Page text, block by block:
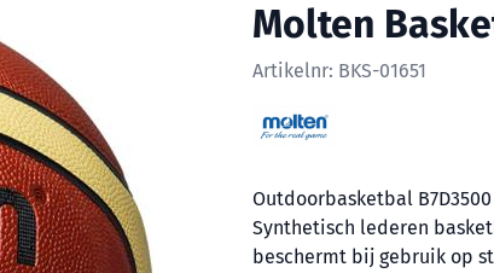
Molten
Artikelnr: BKS-01651
Outdoorbasketbal B7D3500
Synthetisch lederen
beschermt bij gebruik op